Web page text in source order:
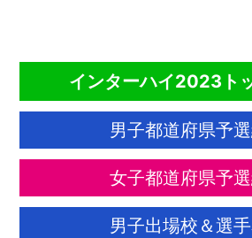
インターハイ2023ト
男子都道府県予
女子都道府県予
男子出場校＆選